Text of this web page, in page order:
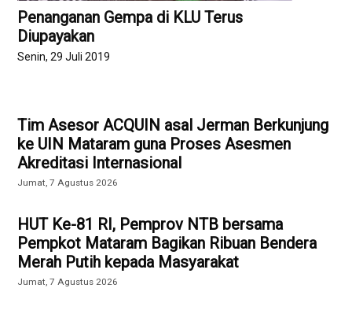
Penanganan Gempa di KLU Terus
Diupayakan
Senin, 29 Juli 2019
Tim Asesor ACQUIN asal Jerman Berkunjung
ke UIN Mataram guna Proses Asesmen
Akreditasi Internasional
Jumat, 7 Agustus 2026
HUT Ke-81 RI, Pemprov NTB bersama
Pempkot Mataram Bagikan Ribuan Bendera
Merah Putih kepada Masyarakat
Jumat, 7 Agustus 2026